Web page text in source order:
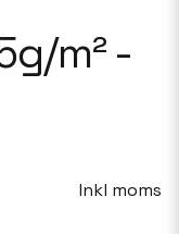
m² -
Inkl moms